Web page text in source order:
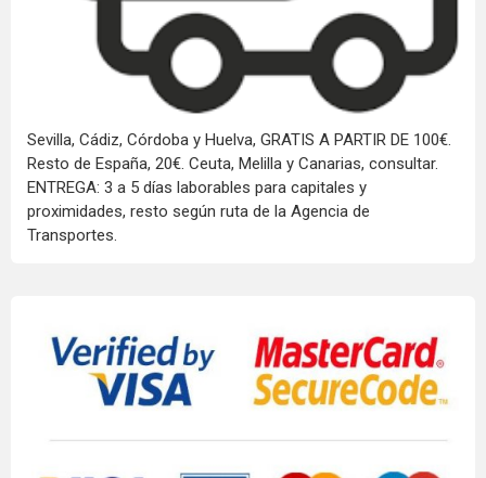
Sevilla, Cádiz, Córdoba y Huelva, GRATIS A PARTIR DE 100€.
Resto de España, 20€. Ceuta, Melilla y Canarias, consultar.
ENTREGA: 3 a 5 días laborables para capitales y
proximidades, resto según ruta de la Agencia de
Transportes.